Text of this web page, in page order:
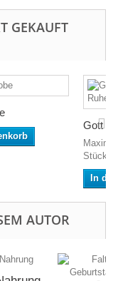
GEKAUFT
Gott
Stück!
In
AUTOR